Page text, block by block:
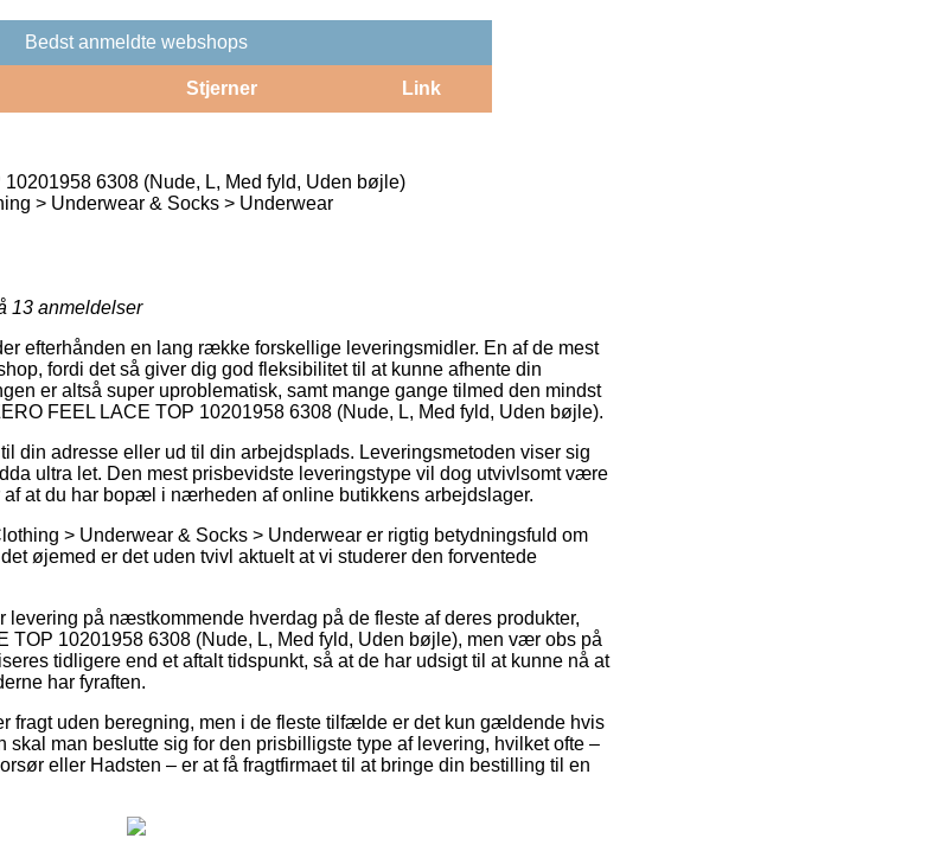
Bedst anmeldte webshops
Stjerner Link
6308 (Nude, L, Med fyld, Uden bøjle)
> Underwear & Socks > Underwear
13 anmeldelser
efterhånden en lang række forskellige leveringsmidler. En af de mest
fordi det så giver dig god fleksibilitet til at kunne afhente din
er altså super uproblematisk, samt mange gange tilmed den mindst
FEEL LACE TOP 10201958 6308 (Nude, L, Med fyld, Uden bøjle).
din adresse eller ud til din arbejdsplads. Leveringsmetoden viser sig
ultra let. Den mest prisbevidste leveringstype vil dog utvivlsomt være
at du har bopæl i nærheden af online butikkens arbejdslager.
> Underwear & Socks > Underwear er rigtig betydningsfuld om
øjemed er det uden tvivl aktuelt at vi studerer den forventede
levering på næstkommende hverdag på de fleste af deres produkter,
TOP 10201958 6308 (Nude, L, Med fyld, Uden bøjle), men vær obs på
tidligere end et aftalt tidspunkt, så at de har udsigt til at kunne nå at
har fyraften.
fragt uden beregning, men i de fleste tilfælde er det kun gældende hvis
skal man beslutte sig for den prisbilligste type af levering, hvilket ofte –
eller Hadsten – er at få fragtfirmaet til at bringe din bestilling til en